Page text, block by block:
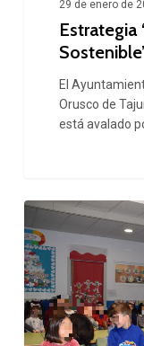
29 de enero de
Estrategia
Sostenible’
El
Orusco de
está avalado
15
cabras
“bombero”
llegan
a